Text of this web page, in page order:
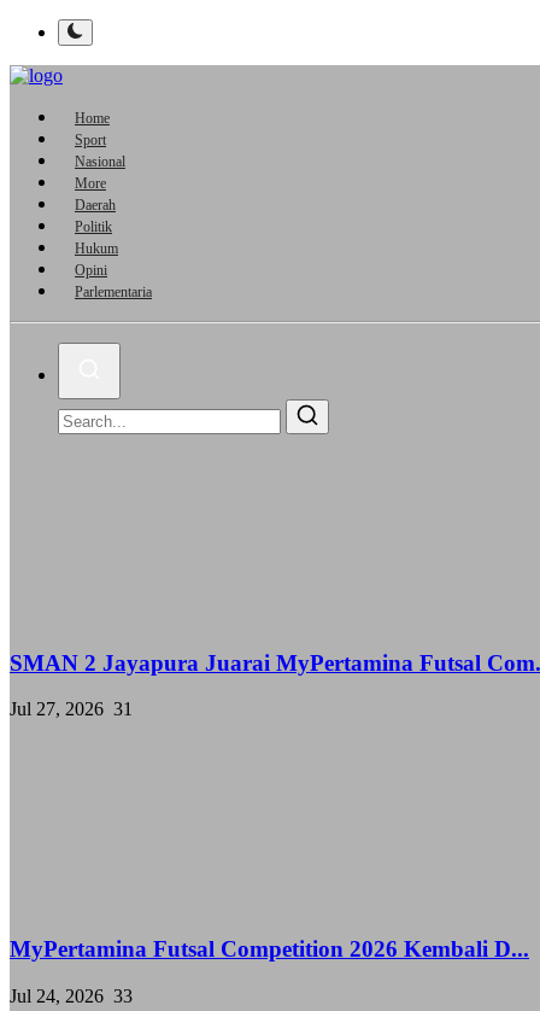
Home
Sport
Nasional
More
Daerah
Politik
Hukum
Opini
Parlementaria
SMAN 2 Jayapura Juarai MyPertamina Futsal
Jul 27, 2026 31
MyPertamina Futsal Competition 2026 Kembali D...
Jul 24, 2026 33